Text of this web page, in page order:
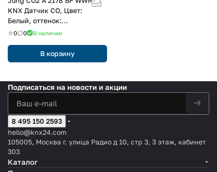
KNX Датчик CO, Цвет:
Белый, оттенок:
Белоснежный матовый
0 0 В наличии
В корзину
Подписаться на новости и акции
8 495 150 2593
hello@knx24.com
105005, Москва г. улица Радио д 10, стр 3, 3 этаж, кабинет
303
Каталог